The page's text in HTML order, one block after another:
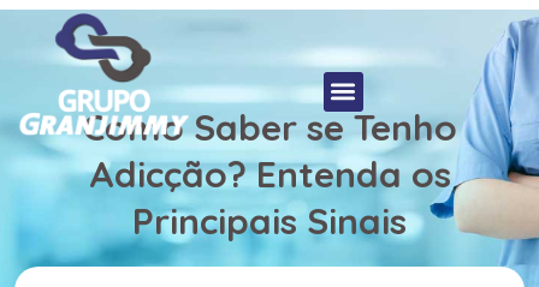
Como Saber se Tenho
Adicção? Entenda os
Principais Sinais